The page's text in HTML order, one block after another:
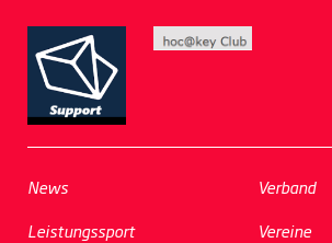
News
Leistungssport
Verband
Vereine